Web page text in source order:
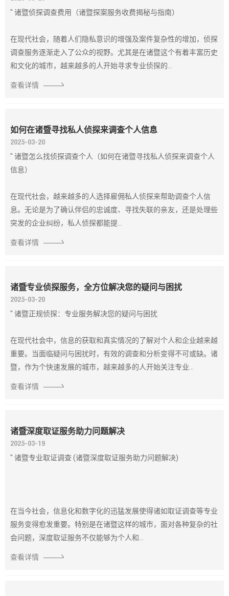
" 诸暨侦探调查费用（诸暨探案服务收费揭秘与指南）
在现代社会，随着人们隐私意识的增强及案件复杂性的增加，侦探
调查服务逐渐走入了公众的视野。尤其是在诸暨这个有着丰富历史
和文化的城市，越来越多的人开始寻求专业侦探的...
查看详情
如何在诸暨寻找私人侦探来调查个人信息
2025-03-20
" 诸暨怎么找侦探调查个人（如何在诸暨寻找私人侦探来调查个人
信息）
在现代社会，越来越多的人选择雇佣私人侦探来帮助调查个人信
息。无论是为了确认伴侣的忠诚度、寻找失联的亲友，还是处理些
突发的企业纠纷，私人侦探都能提...
查看详情
诸暨专业侦探服务，全方位解决您的疑问与困扰
2025-03-20
" 诸暨正规侦探：专业服务解决您的疑问与困扰
在现代社会中，信息的获取和真实情况的了解对个人和企业越来越
重要。当面临疑问与困扰时，有效的调查和分析变得不可或缺。诸
暨，作为个快速发展的城市，越来越多的人开始关注专业...
查看详情
诸暨深度取证服务助力问题解决
2025-03-19
" 诸暨专业取证调查 (诸暨深度取证服务助力问题解决)
在当今社会，信息化和数字化的迅猛发展使得诸如取证调查等专业
服务变得愈发重要。特别是在诸暨这样的城市，面对各种复杂的社
会问题，深度取证服务不仅能够为个人和...
查看详情